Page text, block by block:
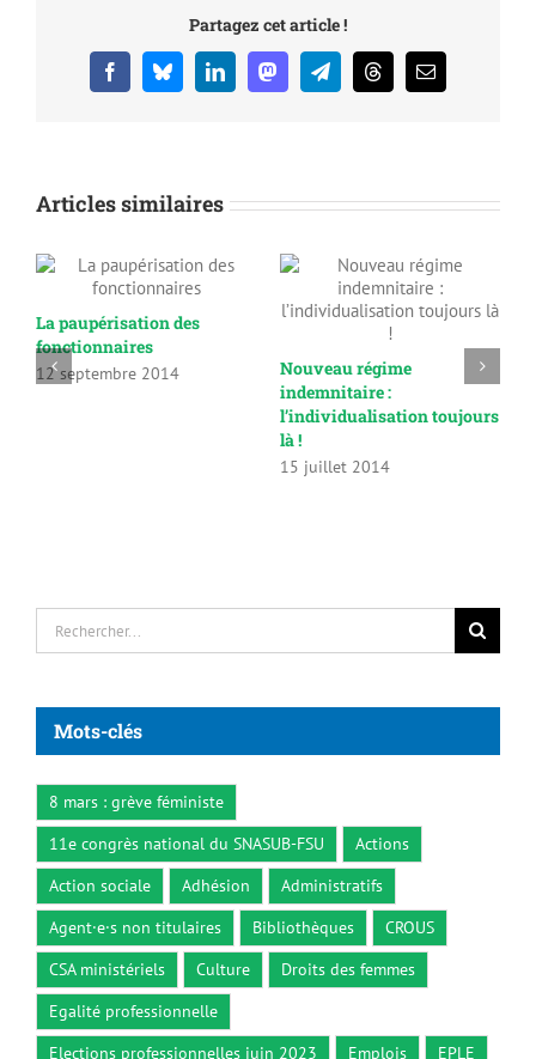
Partagez cet article !
FacebookBlueskyLinkedInMastodonTelegramThreadsEmail
Articles similaires
La paupérisation des
fonctionnaires
12 septembre 2014
Nouveau régime
indemnitaire :
l’individualisation toujours
là !
15 juillet 2014
Rechercher:
Mots-clés
8 mars : grève féministe
11e congrès national du SNASUB-FSU
Actions
Action sociale
Adhésion
Administratifs
Agent·e·s non titulaires
Bibliothèques
CROUS
CSA ministériels
Culture
Droits des femmes
Egalité professionnelle
Elections professionnelles juin 2023
Emplois EPLE